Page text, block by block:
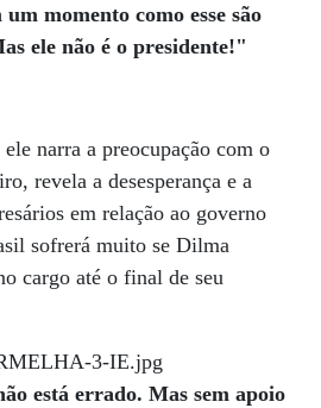
momento como esse são
ele não é o presidente!"
narra a preocupação com o
revela a desesperança e a
em relação ao governo
sofrerá muito se Dilma
cargo até o final de seu
está errado. Mas sem apoio